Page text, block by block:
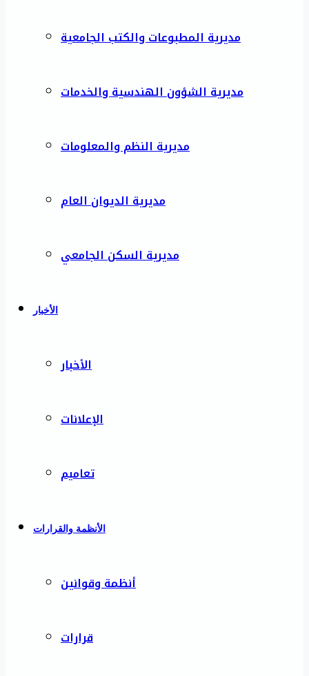
مديرية المطبوعات والكتب الجامعية
مديرية الشؤون الهندسية والخدمات
مديرية النظم والمعلومات
مديرية الديوان العام
مديرية السكن الجامعي
الأخبار
الأخبار
الإعلانات
تعاميم
الأنظمة والقرارات
أنظمة وقوانين
قرارات